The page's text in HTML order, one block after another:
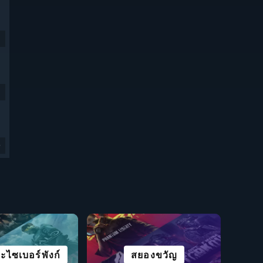
ไซเบอร์พังก์ สยองขวัญ
คชัน ปริศนา
คไลค์ เน้นการเล่าเรื่อง
ต่อสู้ เล่นฟรี